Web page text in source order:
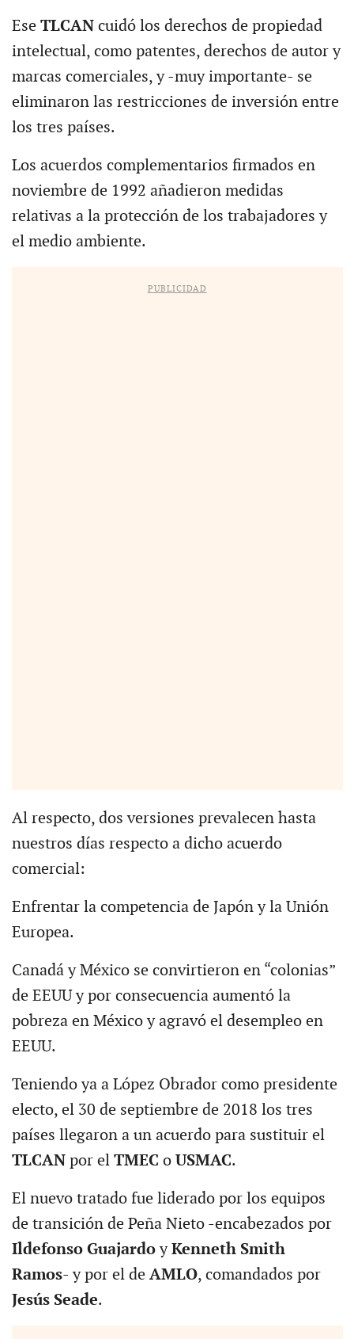
Ese TLCANcuidó los derechos de propiedad
intelectual, como patentes, derechos de autor y
marcas comerciales, y -muy importante- se
eliminaron las restricciones de inversión entre
los tres países.
Los acuerdos complementarios firmados en
noviembre de 1992 añadieron medidas
relativas a la protección de los trabajadores y
el medio ambiente.
PUBLICIDAD
Al respecto, dos versiones prevalecen hasta
nuestros días respecto a dicho acuerdo
comercial:
Enfrentar la competencia de Japón y la Unión
Europea.
Canadá y México se convirtieron en “colonias”
de EEUU y por consecuencia aumentó la
pobreza en México y agravó el desempleo en
EEUU.
Teniendo ya a López Obrador como presidente
electo, el 30 de septiembre de 2018 los tres
países llegaron a un acuerdo para sustituir el
TLCANpor el TMEC o USMAC.
El nuevo tratado fue liderado por los equipos
de transición de Peña Nieto -encabezados por
Ildefonso GuajardoyKenneth Smith
Ramos- y por el de AMLO, comandados por
Jesús Seade.